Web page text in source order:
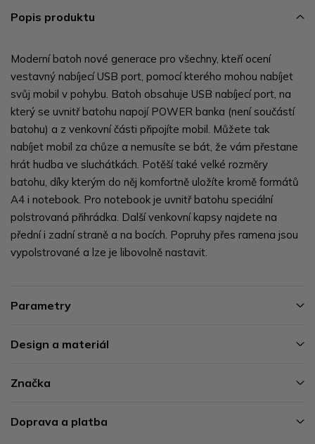
Popis produktu
Moderní batoh nové generace pro všechny, kteří ocení
vestavný nabíjecí USB port, pomocí kterého mohou nabíjet
svůj mobil v pohybu. Batoh obsahuje USB nabíjecí port, na
který se uvnitř batohu napojí POWER banka (není součástí
batohu) a z venkovní části připojíte mobil. Můžete tak
nabíjet mobil za chůze a nemusíte se bát, že vám přestane
hrát hudba ve sluchátkách. Potěší také velké rozměry
batohu, díky kterým do něj komfortně uložíte kromě formátů
A4 i notebook. Pro notebook je uvnitř batohu speciální
polstrovaná přihrádka. Další venkovní kapsy najdete na
přední i zadní straně a na bocích. Popruhy přes ramena jsou
vypolstrované a lze je libovolně nastavit.
Parametry
Design a materiál
Značka
Doprava a platba